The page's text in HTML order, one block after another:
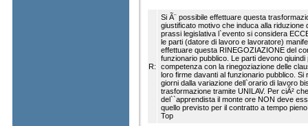
R:
Si Ã¨ possibile effettuare questa
giustificato motivo che induca alla riduzione
prassi legislativa l`evento si considera
le parti (datore di lavoro e lavoratore)
effettuare questa RINEGOZIAZIONE del
funzionario pubblico. Le parti devono
competenza con la rinegoziazione delle
loro firme davanti al funzionario pubblico.
giorni dalla variazione dell`orario di lavoro
trasformazione tramite UNILAV. Per ciÃ²
del``apprendista il monte ore NON deve
quello previsto per il contratto a tempo
Top